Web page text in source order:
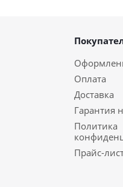
Оплата
Доставка
Гарантия
Политика
Прайс-